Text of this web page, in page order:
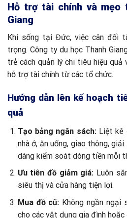
Hỗ trợ tài chính và mẹo
Giang
Khi sống tại Đức, việc cân đối
trọng. Công ty du học Thanh
trẻ cách quản lý chi tiêu hiệu
hỗ trợ tài chính từ các tổ chức.
Hướng dẫn lên kế hoạch
quả
Tạo bảng ngân sách:Liệt kê
nhà ở, ăn uống, giao thông,
dàng kiểm soát dòng tiền mỗi
Ưu tiên đồ giảm giá: Luôn
siêu thị và cửa hàng tiện lợi.
Mua đồ cũ: Không ngần ngại
cho các vật dụng gia đình hoặc